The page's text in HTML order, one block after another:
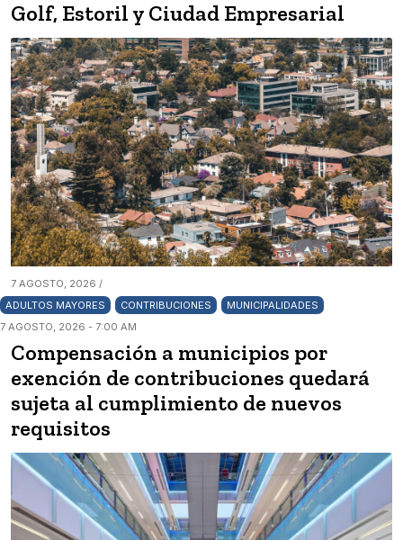
Golf, Estoril y Ciudad Empresarial
7 AGOSTO, 2026 /
ADULTOS MAYORES
CONTRIBUCIONES
MUNICIPALIDADES
7 AGOSTO, 2026 - 7:00 AM
Compensación a municipios por
exención de contribuciones quedará
sujeta al cumplimiento de nuevos
requisitos